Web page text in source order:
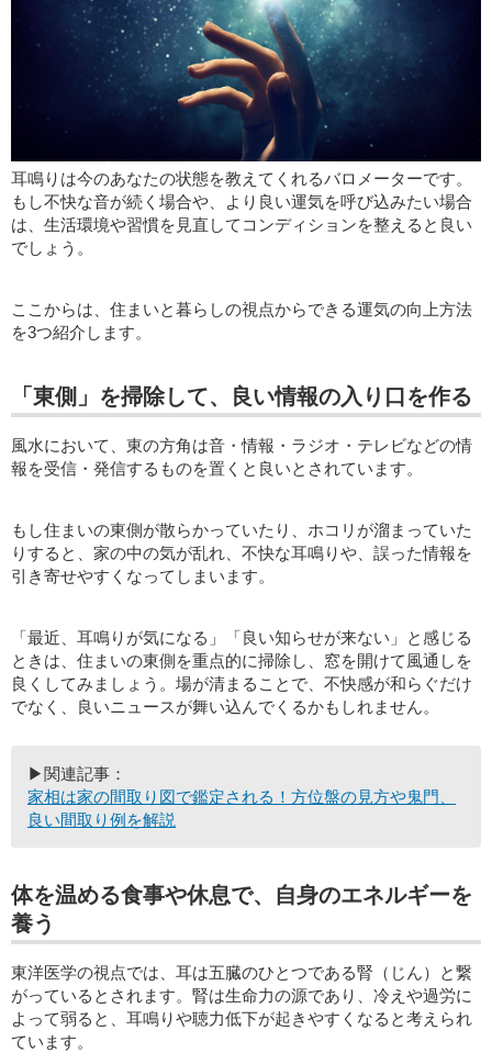
耳鳴りは今のあなたの状態を教えてくれるバロメーターです。
もし不快な音が続く場合や、より良い運気を呼び込みたい場合
は、生活環境や習慣を見直してコンディションを整えると良い
でしょう。
ここからは、住まいと暮らしの視点からできる運気の向上方法
を3つ紹介します。
「東側」を掃除して、良い情報の入り口を作る
風水において、東の方角は音・情報・ラジオ・テレビなどの情
報を受信・発信するものを置くと良いとされています。
もし住まいの東側が散らかっていたり、ホコリが溜まっていた
りすると、家の中の気が乱れ、不快な耳鳴りや、誤った情報を
引き寄せやすくなってしまいます。
「最近、耳鳴りが気になる」「良い知らせが来ない」と感じる
ときは、住まいの東側を重点的に掃除し、窓を開けて風通しを
良くしてみましょう。場が清まることで、不快感が和らぐだけ
でなく、良いニュースが舞い込んでくるかもしれません。
▶関連記事：
家相は家の間取り図で鑑定される！方位盤の見方や鬼門、
良い間取り例を解説
体を温める食事や休息で、自身のエネルギーを
養う
東洋医学の視点では、耳は五臓のひとつである腎（じん）と繋
がっているとされます。腎は生命力の源であり、冷えや過労に
よって弱ると、耳鳴りや聴力低下が起きやすくなると考えられ
ています。